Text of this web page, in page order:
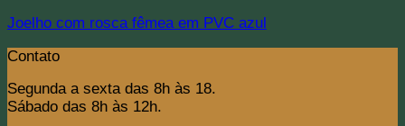
Joelho com rosca fêmea em PVC azul
Contato
Segunda a sexta das 8h às 18.
Sábado das 8h às 12h.